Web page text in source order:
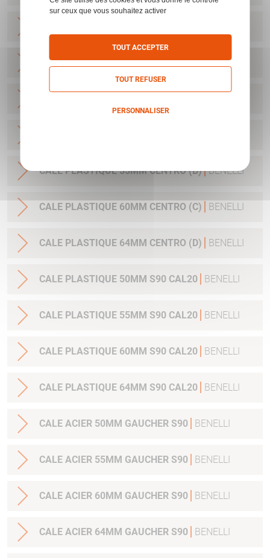
CALE PLASTIQUE 64MM CRIO (D) BENELLI
CALE PLASTIQUE 55MM CENTRO (B) BENELLI
CALE PLASTIQUE 60MM CENTRO (C) BENELLI
CALE PLASTIQUE 64MM CENTRO (D) BENELLI
CALE PLASTIQUE 50MM S90 CAL20 BENELLI
CALE PLASTIQUE 55MM S90 CAL20 BENELLI
CALE PLASTIQUE 60MM S90 CAL20 BENELLI
CALE PLASTIQUE 64MM S90 CAL20 BENELLI
CALE ACIER 50MM GAUCHER S90 BENELLI
CALE ACIER 55MM GAUCHER S90 BENELLI
CALE ACIER 60MM GAUCHER S90 BENELLI
CALE ACIER 64MM GAUCHER S90 BENELLI
sur ceux que vous souhaitez activer
TOUT ACCEPTER
TOUT REFUSER
PERSONNALISER